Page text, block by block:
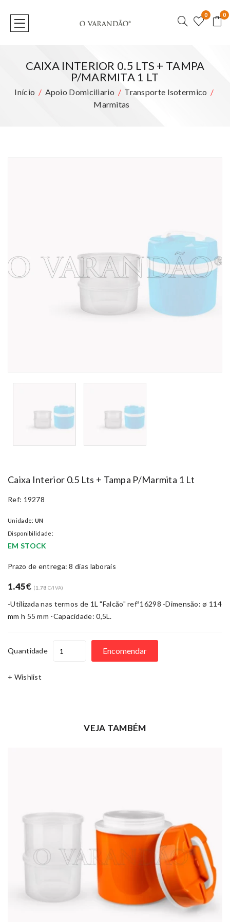
0 0
CAIXA INTERIOR 0.5 LTS + TAMPA
P/MARMITA 1 LT
Início Apoio Domiciliario
Transporte Isotermico
Marmitas
Caixa Interior 0.5 Lts + Tampa P/marmita 1 Lt
Ref: 19278
Unidade: UN
Disponibilidade:
EM STOCK
Prazo de entrega: 8 dias laborais
1.45€ (1.78 C/IVA)
-Utilizada nas termos de 1L "Falcão" refª16298 -Dimensão: ø 114
mm h 55 mm -Capacidade: 0,5L.
Quantidade Encomendar
+ Wishlist
VEJA TAMBÉM